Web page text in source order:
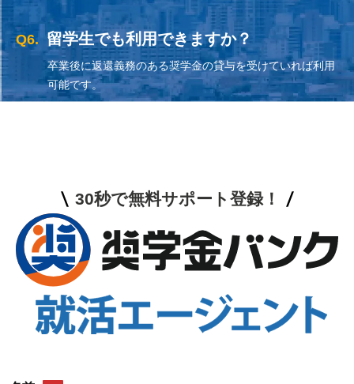
Q6. 留学生でも利用できますか？
卒業後に返還義務のある奨学金の貸与を受けていれば利用
可能です。
30秒で無料サポート登録！